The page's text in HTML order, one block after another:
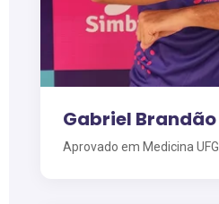
Gabriel Brandão
Aprovado em Medicina UFG